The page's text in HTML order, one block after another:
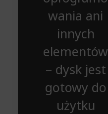
wania ani
innych
elementów
– dysk jest
gotowy do
użytku